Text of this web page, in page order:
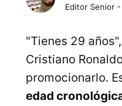
Editor Senior
"Tienes 29
Cristiano
promocionarlo.
edad